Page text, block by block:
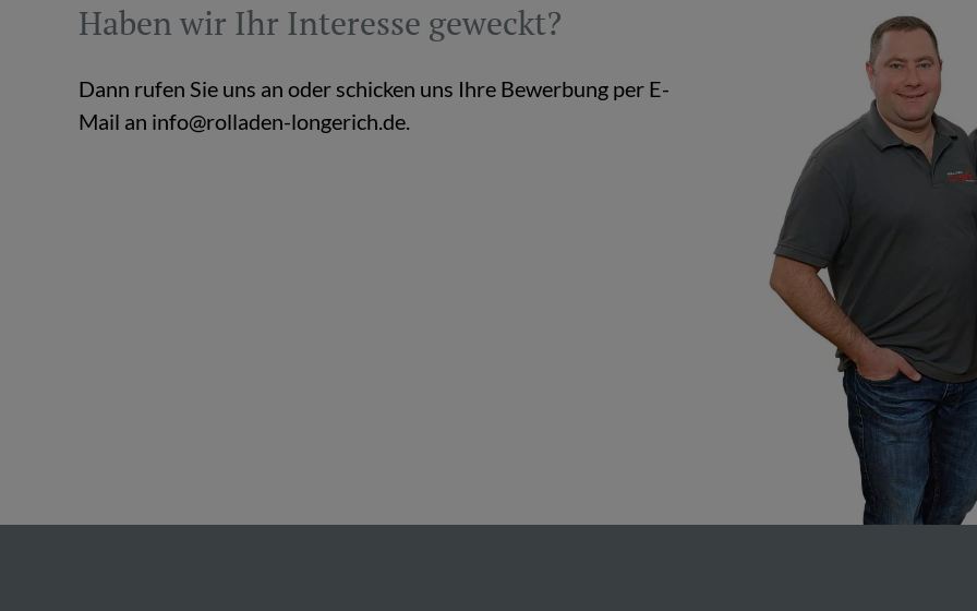
Haben wir Ihr In­ter­es­se ge­weckt?
Dann rufen Sie uns an oder schi­cken uns Ihre Be­wer­bung per E-
Mail an info@​rolladen-​longerich.​de.